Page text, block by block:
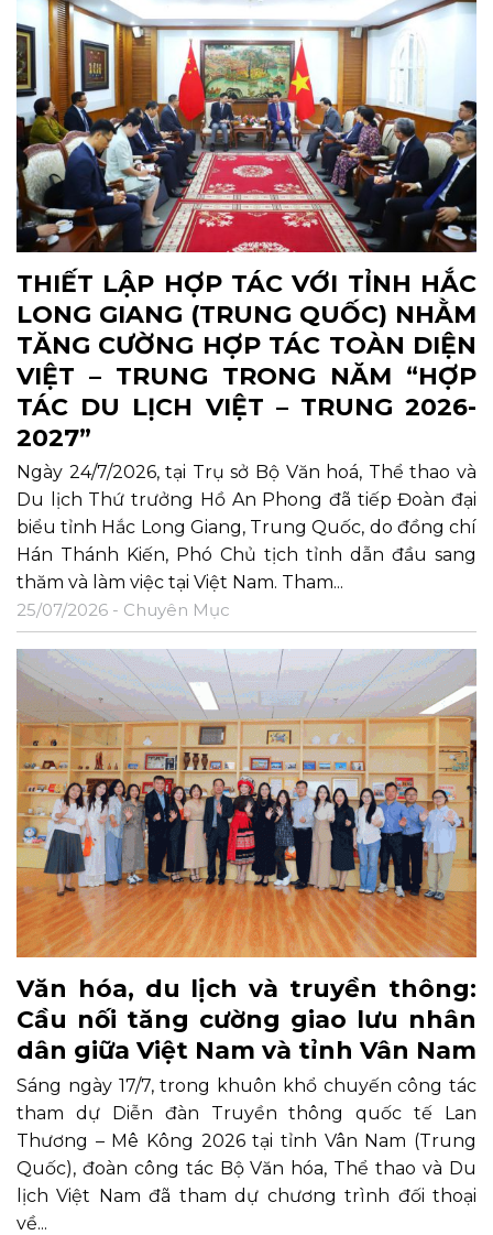
THIẾT LẬP HỢP TÁC VỚI TỈNH HẮC
LONG GIANG (TRUNG QUỐC) NHẰM
TĂNG CƯỜNG HỢP TÁC TOÀN DIỆN
VIỆT – TRUNG TRONG NĂM “HỢP
TÁC DU LỊCH VIỆT – TRUNG 2026-
2027”
Ngày 24/7/2026, tại Trụ sở Bộ Văn hoá, Thể thao và
Du lịch Thứ trưởng Hồ An Phong đã tiếp Đoàn đại
biểu tỉnh Hắc Long Giang, Trung Quốc, do đồng chí
Hán Thánh Kiến, Phó Chủ tịch tỉnh dẫn đầu sang
thăm và làm việc tại Việt Nam. Tham...
25/07/2026 - Chuyên Mục
Văn hóa, du lịch và truyền thông:
Cầu nối tăng cường giao lưu nhân
dân giữa Việt Nam và tỉnh Vân Nam
Sáng ngày 17/7, trong khuôn khổ chuyến công tác
tham dự Diễn đàn Truyền thông quốc tế Lan
Thương – Mê Kông 2026 tại tỉnh Vân Nam (Trung
Quốc), đoàn công tác Bộ Văn hóa, Thể thao và Du
lịch Việt Nam đã tham dự chương trình đối thoại
về...